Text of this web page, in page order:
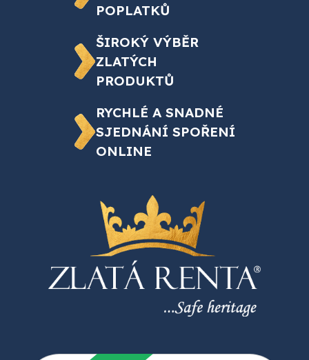
POPLATKŮ
ŠIROKÝ VÝBĚR
ZLATÝCH
PRODUKTŮ
RYCHLÉ A SNADNÉ
SJEDNÁNÍ SPOŘENÍ
ONLINE